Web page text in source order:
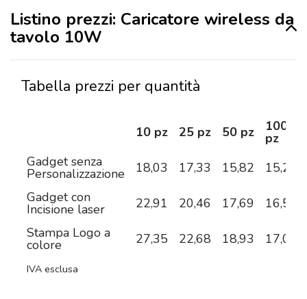
Listino prezzi: Caricatore wireless da
tavolo 10W
Tabella prezzi per quantità
10 pz 25 pz 50 pz 100
pz
Gadget senza
Personalizzazione 18,03 17,33 15,82
15,24
Gadget con
Incisione laser 22,91 20,46 17,69
16,59
Stampa Logo a
colore 27,35 22,68 18,93 17,02
IVA esclusa